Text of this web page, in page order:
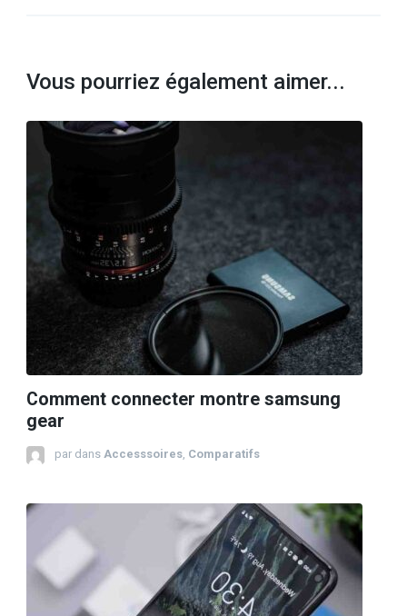
Vous pourriez également aimer...
Comment connecter montre samsung
gear
par dans Accesssoires Comparatifs